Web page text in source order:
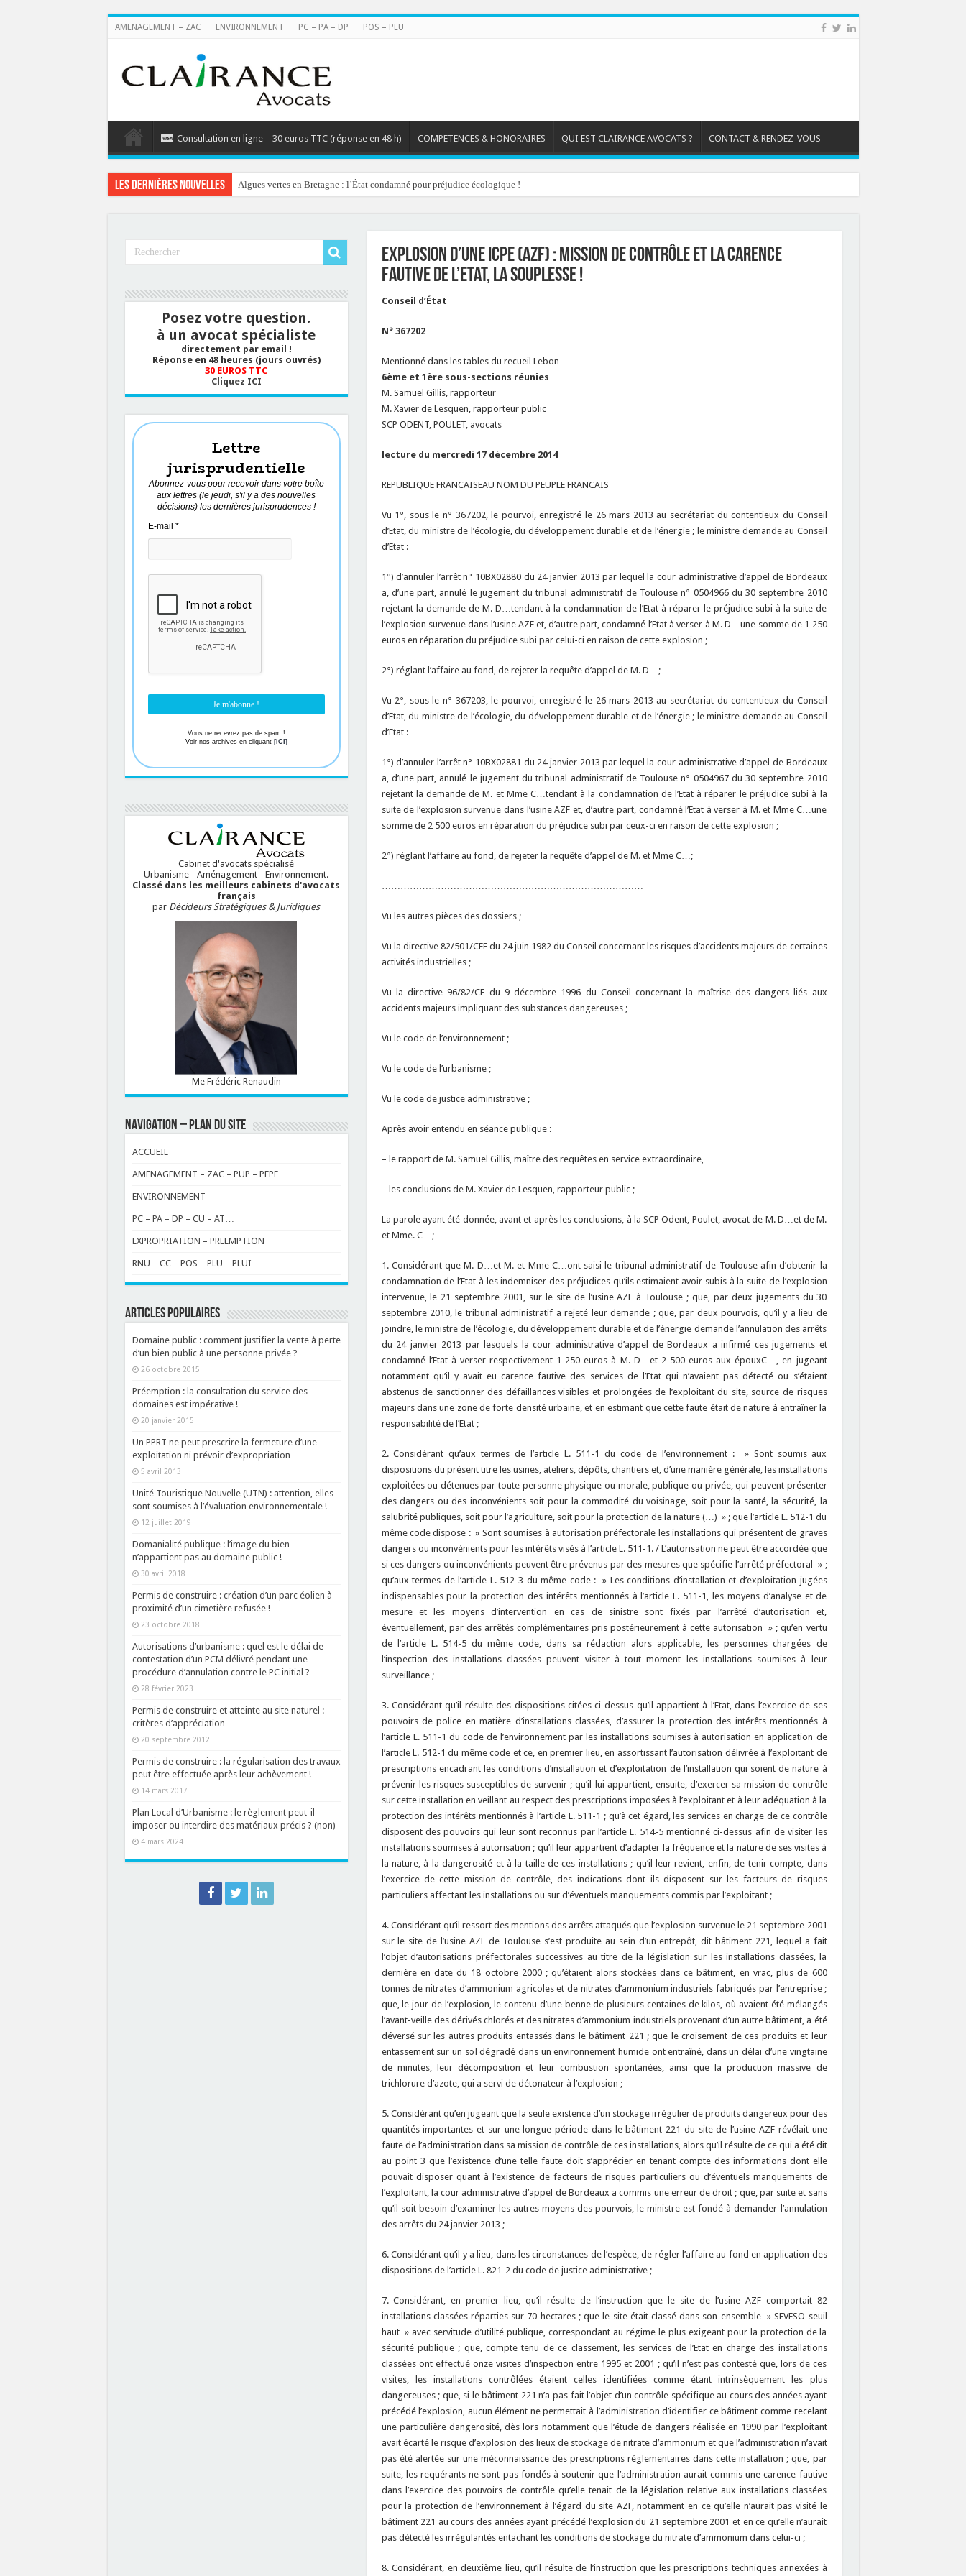
AMENAGEMENT – ZAC ENVIRONNEMENT PC – PA – DP POS – PLU
Consultation en ligne – 30 euros TTC (réponse en 48 h) COMPETENCES & HONORAIRES QUI EST CLAIRANCE AVOCATS ? CONTACT & RENDEZ-VOUS
Les dernières nouvelles Algues vertes en Bretagne : l’État condamné pour préjudice écologique !
Explosion d’une ICPE (AZF) : mission de contrôle et la carence
fautive de l’Etat, la souplesse !
Conseil d’État
N° 367202
Mentionné dans les tables du recueil Lebon
6ème et 1ère sous-sections réunies
M. Samuel Gillis, rapporteur
M. Xavier de Lesquen, rapporteur public
SCP ODENT, POULET, avocats
lecture du mercredi 17 décembre 2014
REPUBLIQUE FRANCAISEAU NOM DU PEUPLE FRANCAIS
Vu 1°, sous le n° 367202, le pourvoi, enregistré le 26 mars 2013 au secrétariat du contentieux du Conseil
d’Etat, du ministre de l’écologie, du développement durable et de l’énergie ; le ministre demande au Conseil
d’Etat :
1°) d’annuler l’arrêt n° 10BX02880 du 24 janvier 2013 par lequel la cour administrative d’appel de Bordeaux
a, d’une part, annulé le jugement du tribunal administratif de Toulouse n° 0504966 du 30 septembre 2010
rejetant la demande de M. D…tendant à la condamnation de l’Etat à réparer le préjudice subi à la suite de
l’explosion survenue dans l’usine AZF et, d’autre part, condamné l’Etat à verser à M. D…une somme de 1 250
euros en réparation du préjudice subi par celui-ci en raison de cette explosion ;
2°) réglant l’affaire au fond, de rejeter la requête d’appel de M. D…;
Vu 2°, sous le n° 367203, le pourvoi, enregistré le 26 mars 2013 au secrétariat du contentieux du Conseil
d’Etat, du ministre de l’écologie, du développement durable et de l’énergie ; le ministre demande au Conseil
d’Etat :
1°) d’annuler l’arrêt n° 10BX02881 du 24 janvier 2013 par lequel la cour administrative d’appel de Bordeaux
a, d’une part, annulé le jugement du tribunal administratif de Toulouse n° 0504967 du 30 septembre 2010
rejetant la demande de M. et Mme C…tendant à la condamnation de l’Etat à réparer le préjudice subi à la
suite de l’explosion survenue dans l’usine AZF et, d’autre part, condamné l’Etat à verser à M. et Mme C…une
somme de 2 500 euros en réparation du préjudice subi par ceux-ci en raison de cette explosion ;
2°) réglant l’affaire au fond, de rejeter la requête d’appel de M. et Mme C…;
…………………………………………………………………………
Vu les autres pièces des dossiers ;
Vu la directive 82/501/CEE du 24 juin 1982 du Conseil concernant les risques d’accidents majeurs de certaines
activités industrielles ;
Vu la directive 96/82/CE du 9 décembre 1996 du Conseil concernant la maîtrise des dangers liés aux
accidents majeurs impliquant des substances dangereuses ;
Vu le code de l’environnement ;
Vu le code de l’urbanisme ;
Vu le code de justice administrative ;
Après avoir entendu en séance publique :
– le rapport de M. Samuel Gillis, maître des requêtes en service extraordinaire,
– les conclusions de M. Xavier de Lesquen, rapporteur public ;
La parole ayant été donnée, avant et après les conclusions, à la SCP Odent, Poulet, avocat de M. D…et de M.
et Mme. C…;
1. Considérant que M. D…et M. et Mme C…ont saisi le tribunal administratif de Toulouse afin d’obtenir la
condamnation de l’Etat à les indemniser des préjudices qu’ils estimaient avoir subis à la suite de l’explosion
intervenue, le 21 septembre 2001, sur le site de l’usine AZF à Toulouse ; que, par deux jugements du 30
septembre 2010, le tribunal administratif a rejeté leur demande ; que, par deux pourvois, qu’il y a lieu de
joindre, le ministre de l’écologie, du développement durable et de l’énergie demande l’annulation des arrêts
du 24 janvier 2013 par lesquels la cour administrative d’appel de Bordeaux a infirmé ces jugements et
condamné l’Etat à verser respectivement 1 250 euros à M. D…et 2 500 euros aux épouxC…, en jugeant
notamment qu’il y avait eu carence fautive des services de l’Etat qui n’avaient pas détecté ou s’étaient
abstenus de sanctionner des défaillances visibles et prolongées de l’exploitant du site, source de risques
majeurs dans une zone de forte densité urbaine, et en estimant que cette faute était de nature à entraîner la
responsabilité de l’Etat ;
2. Considérant qu’aux termes de l’article L. 511-1 du code de l’environnement : » Sont soumis aux
dispositions du présent titre les usines, ateliers, dépôts, chantiers et, d’une manière générale, les installations
exploitées ou détenues par toute personne physique ou morale, publique ou privée, qui peuvent présenter
des dangers ou des inconvénients soit pour la commodité du voisinage, soit pour la santé, la sécurité, la
salubrité publiques, soit pour l’agriculture, soit pour la protection de la nature (…) » ; que l’article L. 512-1 du
même code dispose : » Sont soumises à autorisation préfectorale les installations qui présentent de graves
dangers ou inconvénients pour les intérêts visés à l’article L. 511-1. / L’autorisation ne peut être accordée que
si ces dangers ou inconvénients peuvent être prévenus par des mesures que spécifie l’arrêté préfectoral » ;
qu’aux termes de l’article L. 512-3 du même code : » Les conditions d’installation et d’exploitation jugées
indispensables pour la protection des intérêts mentionnés à l’article L. 511-1, les moyens d’analyse et de
mesure et les moyens d’intervention en cas de sinistre sont fixés par l’arrêté d’autorisation et,
éventuellement, par des arrêtés complémentaires pris postérieurement à cette autorisation » ; qu’en vertu
de l’article L. 514-5 du même code, dans sa rédaction alors applicable, les personnes chargées de
l’inspection des installations classées peuvent visiter à tout moment les installations soumises à leur
surveillance ;
3. Considérant qu’il résulte des dispositions citées ci-dessus qu’il appartient à l’Etat, dans l’exercice de ses
pouvoirs de police en matière d’installations classées, d’assurer la protection des intérêts mentionnés à
l’article L. 511-1 du code de l’environnement par les installations soumises à autorisation en application de
l’article L. 512-1 du même code et ce, en premier lieu, en assortissant l’autorisation délivrée à l’exploitant de
prescriptions encadrant les conditions d’installation et d’exploitation de l’installation qui soient de nature à
prévenir les risques susceptibles de survenir ; qu’il lui appartient, ensuite, d’exercer sa mission de contrôle
sur cette installation en veillant au respect des prescriptions imposées à l’exploitant et à leur adéquation à la
protection des intérêts mentionnés à l’article L. 511-1 ; qu’à cet égard, les services en charge de ce contrôle
disposent des pouvoirs qui leur sont reconnus par l’article L. 514-5 mentionné ci-dessus afin de visiter les
installations soumises à autorisation ; qu’il leur appartient d’adapter la fréquence et la nature de ses visites à
la nature, à la dangerosité et à la taille de ces installations ; qu’il leur revient, enfin, de tenir compte, dans
l’exercice de cette mission de contrôle, des indications dont ils disposent sur les facteurs de risques
particuliers affectant les installations ou sur d’éventuels manquements commis par l’exploitant ;
4. Considérant qu’il ressort des mentions des arrêts attaqués que l’explosion survenue le 21 septembre 2001
sur le site de l’usine AZF de Toulouse s’est produite au sein d’un entrepôt, dit bâtiment 221, lequel a fait
l’objet d’autorisations préfectorales successives au titre de la législation sur les installations classées, la
dernière en date du 18 octobre 2000 ; qu’étaient alors stockées dans ce bâtiment, en vrac, plus de 600
tonnes de nitrates d’ammonium agricoles et de nitrates d’ammonium industriels fabriqués par l’entreprise ;
que, le jour de l’explosion, le contenu d’une benne de plusieurs centaines de kilos, où avaient été mélangés
l’avant-veille des dérivés chlorés et des nitrates d’ammonium industriels provenant d’un autre bâtiment, a été
déversé sur les autres produits entassés dans le bâtiment 221 ; que le croisement de ces produits et leur
entassement sur un sol dégradé dans un environnement humide ont entraîné, dans un délai d’une vingtaine
de minutes, leur décomposition et leur combustion spontanées, ainsi que la production massive de
trichlorure d’azote, qui a servi de détonateur à l’explosion ;
5. Considérant qu’en jugeant que la seule existence d’un stockage irrégulier de produits dangereux pour des
quantités importantes et sur une longue période dans le bâtiment 221 du site de l’usine AZF révélait une
faute de l’administration dans sa mission de contrôle de ces installations, alors qu’il résulte de ce qui a été dit
au point 3 que l’existence d’une telle faute doit s’apprécier en tenant compte des informations dont elle
pouvait disposer quant à l’existence de facteurs de risques particuliers ou d’éventuels manquements de
l’exploitant, la cour administrative d’appel de Bordeaux a commis une erreur de droit ; que, par suite et sans
qu’il soit besoin d’examiner les autres moyens des pourvois, le ministre est fondé à demander l’annulation
des arrêts du 24 janvier 2013 ;
6. Considérant qu’il y a lieu, dans les circonstances de l’espèce, de régler l’affaire au fond en application des
dispositions de l’article L. 821-2 du code de justice administrative ;
7. Considérant, en premier lieu, qu’il résulte de l’instruction que le site de l’usine AZF comportait 82
installations classées réparties sur 70 hectares ; que le site était classé dans son ensemble » SEVESO seuil
haut » avec servitude d’utilité publique, correspondant au régime le plus exigeant pour la protection de la
sécurité publique ; que, compte tenu de ce classement, les services de l’Etat en charge des installations
classées ont effectué onze visites d’inspection entre 1995 et 2001 ; qu’il n’est pas contesté que, lors de ces
visites, les installations contrôlées étaient celles identifiées comme étant intrinsèquement les plus
dangereuses ; que, si le bâtiment 221 n’a pas fait l’objet d’un contrôle spécifique au cours des années ayant
précédé l’explosion, aucun élément ne permettait à l’administration d’identifier ce bâtiment comme recelant
une particulière dangerosité, dès lors notamment que l’étude de dangers réalisée en 1990 par l’exploitant
avait écarté le risque d’explosion des lieux de stockage de nitrate d’ammonium et que l’administration n’avait
pas été alertée sur une méconnaissance des prescriptions réglementaires dans cette installation ; que, par
suite, les requérants ne sont pas fondés à soutenir que l’administration aurait commis une carence fautive
dans l’exercice des pouvoirs de contrôle qu’elle tenait de la législation relative aux installations classées
pour la protection de l’environnement à l’égard du site AZF, notamment en ce qu’elle n’aurait pas visité le
bâtiment 221 au cours des années ayant précédé l’explosion du 21 septembre 2001 et en ce qu’elle n’aurait
pas détecté les irrégularités entachant les conditions de stockage du nitrate d’ammonium dans celui-ci ;
8. Considérant, en deuxième lieu, qu’il résulte de l’instruction que les prescriptions techniques annexées à
Posez votre question.
à un avocat spécialiste
directement par email !
Réponse en 48 heures (jours ouvrés)
30 EUROS TTC
Cliquez ICI
Lettre
jurisprudentielle
Abonnez-vous pour recevoir dans votre boîte
aux lettres (le jeudi, s'il y a des nouvelles
décisions) les dernières jurisprudences !
E-mail *
Vous ne recevrez pas de spam !
Voir nos archives en cliquant [ICI]
Cabinet d'avocats spécialisé
Urbanisme - Aménagement - Environnement.
Classé dans les meilleurs cabinets d'avocats
français
par Décideurs Stratégiques & Juridiques
Me Frédéric Renaudin
NAVIGATION – PLAN DU SITE
ACCUEIL
AMENAGEMENT – ZAC – PUP – PEPE
ENVIRONNEMENT
PC – PA – DP – CU – AT…
EXPROPRIATION – PREEMPTION
RNU – CC – POS – PLU – PLUI
ARTICLES POPULAIRES
Domaine public : comment justifier la vente à perte
d’un bien public à une personne privée ?
26 octobre 2015
Préemption : la consultation du service des
domaines est impérative !
20 janvier 2015
Un PPRT ne peut prescrire la fermeture d’une
exploitation ni prévoir d’expropriation
5 avril 2013
Unité Touristique Nouvelle (UTN) : attention, elles
sont soumises à l’évaluation environnementale !
12 juillet 2019
Domanialité publique : l’image du bien
n’appartient pas au domaine public !
30 avril 2018
Permis de construire : création d’un parc éolien à
proximité d’un cimetière refusée !
23 octobre 2018
Autorisations d’urbanisme : quel est le délai de
contestation d’un PCM délivré pendant une
procédure d’annulation contre le PC initial ?
28 février 2023
Permis de construire et atteinte au site naturel :
critères d’appréciation
20 septembre 2012
Permis de construire : la régularisation des travaux
peut être effectuée après leur achèvement !
14 mars 2017
Plan Local d’Urbanisme : le règlement peut-il
imposer ou interdire des matériaux précis ? (non)
4 mars 2024